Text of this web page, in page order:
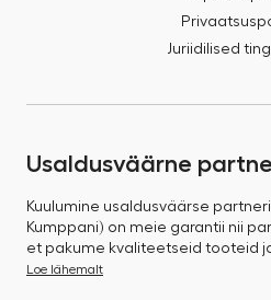
Juriidilised
Usaldusväärne
Kuulumine usaldusväärse
Kumppani) on meie garantii nii
et pakume kvaliteetseid tooteid
Loe lähemalt